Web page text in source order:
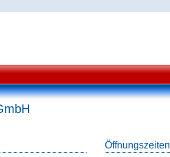
Öffnungszeiten